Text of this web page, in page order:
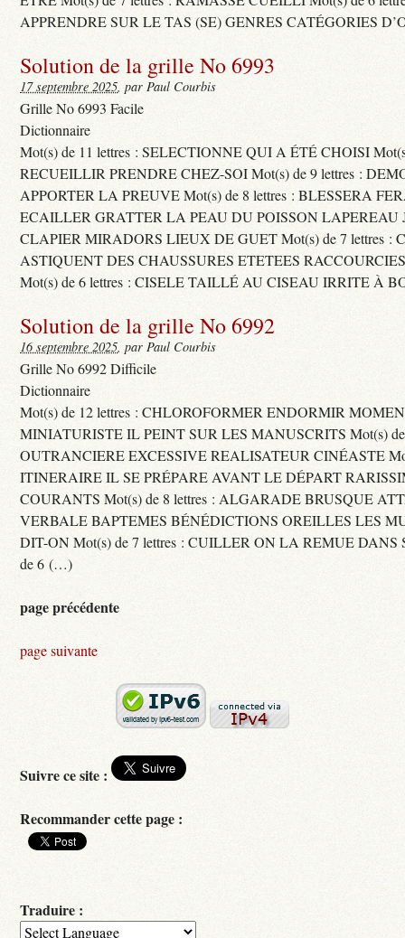
APPRENDRE SUR LE TAS (SE) GENRES CATÉGORIES
Solution de la grille No 6993
17 septembre 2025, par Paul Courbis
Grille No 6993 Facile
Dictionnaire
Mot(s) de 11 lettres : SELECTIONNE QUI A ÉTÉ CHOISI
RECUEILLIR PRENDRE CHEZ-SOI Mot(s) de 9 lettres :
APPORTER LA PREUVE Mot(s) de 8 lettres : BLESSERA
ECAILLER GRATTER LA PEAU DU POISSON LAPEREAU
CLAPIER MIRADORS LIEUX DE GUET Mot(s) de 7 lettres :
ASTIQUENT DES CHAUSSURES ETETEES
Mot(s) de 6 lettres : CISELE TAILLÉ AU CISEAU IRRITE À
Solution de la grille No 6992
16 septembre 2025, par Paul Courbis
Grille No 6992 Difficile
Dictionnaire
Mot(s) de 12 lettres : CHLOROFORMER ENDORMIR
MINIATURISTE IL PEINT SUR LES MANUSCRITS Mot(s) de
OUTRANCIERE EXCESSIVE REALISATEUR CINÉASTE
ITINERAIRE IL SE PRÉPARE AVANT LE DÉPART
COURANTS Mot(s) de 8 lettres : ALGARADE BRUSQUE
VERBALE BAPTEMES BÉNÉDICTIONS OREILLES LES
DIT-ON Mot(s) de 7 lettres : CUILLER ON LA REMUE DANS
de 6 (…)
page précédente
page suivante
Suivre ce site :
Recommander cette page :
Traduire :